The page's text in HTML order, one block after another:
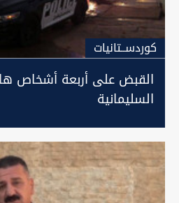
كوردســتانيات
القبض على أربعة أشخاص
السليمانية